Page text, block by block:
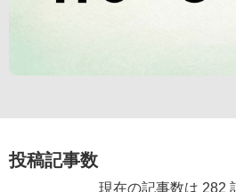
投稿記事数
現在の記事数は 282